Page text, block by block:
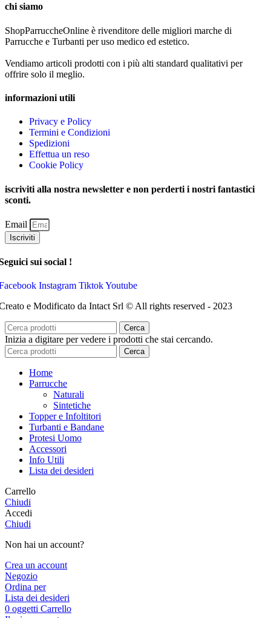
chi siamo
ShopParruccheOnline è rivenditore delle migliori marche di
Parrucche e Turbanti per uso medico ed estetico.
Vendiamo articoli prodotti con i più alti standard qualitativi per
offrire solo il meglio.
informazioni utili
Privacy e Policy
Termini e Condizioni
Spedizioni
Effettua un reso
Cookie Policy
iscriviti alla nostra newsletter e non perderti i nostri fantastici
sconti.
Email
Iscriviti
sui social !
Instagram TiktokYoutube
e Modificato da Intact Srl © All rights reserved - 2023
Cerca
Inizia a digitare per vedere i prodotti che stai cercando.
Cerca
Home
Parrucche
Naturali
Sintetiche
Topper e Infoltitori
Turbanti e Bandane
Protesi Uomo
Accessori
Info Utili
Lista dei desideri
Carrello
Chiudi
Accedi
Chiudi
Non hai un account?
Crea un account
Negozio
Ordina per
Lista dei desideri
0 oggetti Carrello